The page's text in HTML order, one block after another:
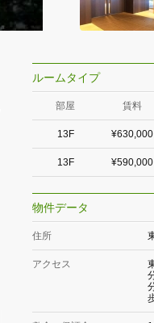
ルームタイプ
部屋 賃料
13F ¥630,000
13F ¥590,000
物件データ
住所
アクセス